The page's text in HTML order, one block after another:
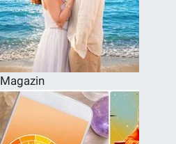
Magazin